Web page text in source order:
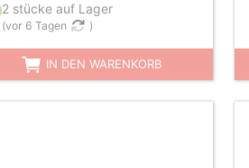
2 stücke auf Lager
(vor 6 Tagen )
IN DEN WARENKORB